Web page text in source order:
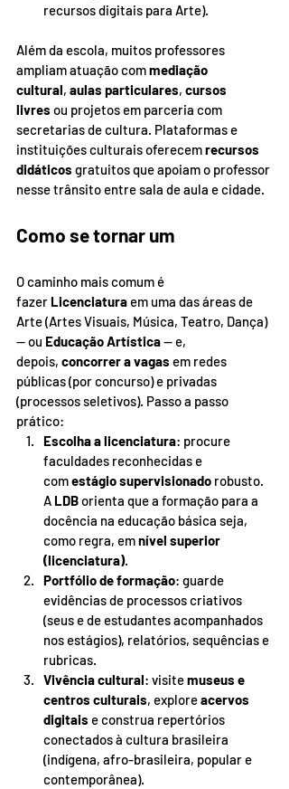
recursos digitais para Arte).
Além da escola, muitos professores
ampliam atuação com mediação
cultural, aulas particulares, cursos
livres ou projetos em parceria com
secretarias de cultura. Plataformas e
instituições culturais oferecem recursos
didáticos gratuitos que apoiam o professor
nesse trânsito entre sala de aula e cidade.
Como se tornar um
O caminho mais comum é
fazer Licenciatura em uma das áreas de
Arte (Artes Visuais, Música, Teatro, Dança)
— ou Educação Artística — e,
depois, concorrer a vagas em redes
públicas (por concurso) e privadas
(processos seletivos). Passo a passo
prático:
Escolha a licenciatura: procure
faculdades reconhecidas e
com estágio supervisionado robusto.
A LDB orienta que a formação para a
docência na educação básica seja,
como regra, em nível superior
(licenciatura).
Portfólio de formação: guarde
evidências de processos criativos
(seus e de estudantes acompanhados
nos estágios), relatórios, sequências e
rubricas.
Vivência cultural: visite museus e
centros culturais, explore acervos
digitais e construa repertórios
conectados à cultura brasileira
(indígena, afro-brasileira, popular e
contemporânea).